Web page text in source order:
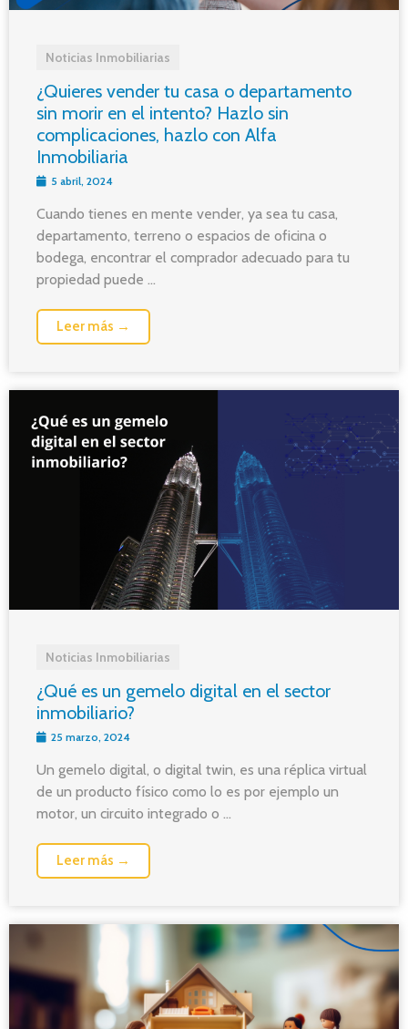
Noticias Inmobiliarias
¿Quieres vender tu casa o departamento
sin morir en el intento? Hazlo sin
complicaciones, hazlo con Alfa
Inmobiliaria
5 abril, 2024
Cuando tienes en mente vender, ya sea tu casa,
departamento, terreno o espacios de oficina o
bodega, encontrar el comprador adecuado para tu
propiedad puede ...
Leer más →
Noticias Inmobiliarias
¿Qué es un gemelo digital en el sector
inmobiliario?
25 marzo, 2024
Un gemelo digital, o digital twin, es una réplica virtual
de un producto físico como lo es por ejemplo un
motor, un circuito integrado o ...
Leer más →